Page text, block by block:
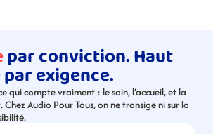
par conviction. Haut
exigence.
qui compte vraiment : le soin, l’accueil, et la
Audio Pour Tous, on ne transige ni sur la